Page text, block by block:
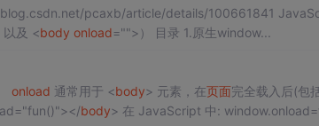
及 <body onload ="">） 目录 1.原生window...
onload 通常用于 <body> 元素，在页面完全载入后(包
body> 在 JavaScript 中: window.οnlοad=func